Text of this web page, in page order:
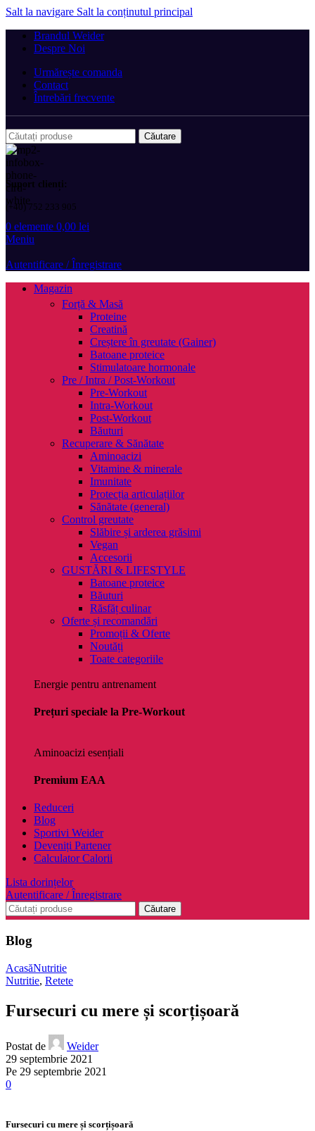
Salt la navigare Salt la conținutul principal
Brandul Weider
Despre Noi
Urmărește comanda
Contact
Întrebări frecvente
Căutare
Suport clienți:
(+40) 752 233 905
0 elemente 0,00 lei
Meniu
Autentificare / Înregistrare
Magazin
Forță & Masă
Proteine
Creatină
Creștere în greutate (Gainer)
Batoane proteice
Stimulatoare hormonale
Pre / Intra / Post-Workout
Pre-Workout
Intra-Workout
Post-Workout
Băuturi
Recuperare & Sănătate
Aminoacizi
Vitamine & minerale
Imunitate
Protecția articulațiilor
Sănătate (general)
Control greutate
Slăbire și arderea grăsimi
Vegan
Accesorii
GUSTĂRI & LIFESTYLE
Batoane proteice
Băuturi
Răsfăț culinar
Oferte și recomandări
Promoții & Oferte
Noutăți
Toate categoriile
Energie pentru antrenament
Prețuri speciale la Pre-Workout
Aminoacizi esențiali
Premium EAA
Reduceri
Blog
Sportivi Weider
Deveniți Partener
Calculator Calorii
Lista dorințelor
Autentificare / Înregistrare
Căutare
Blog
AcasăNutritie
Nutritie, Retete
Fursecuri cu mere și scorțișoară
Postat de
Weider
29 septembrie 2021
Pe 29 septembrie 2021
0
Fursecuri cu mere și scorțișoară